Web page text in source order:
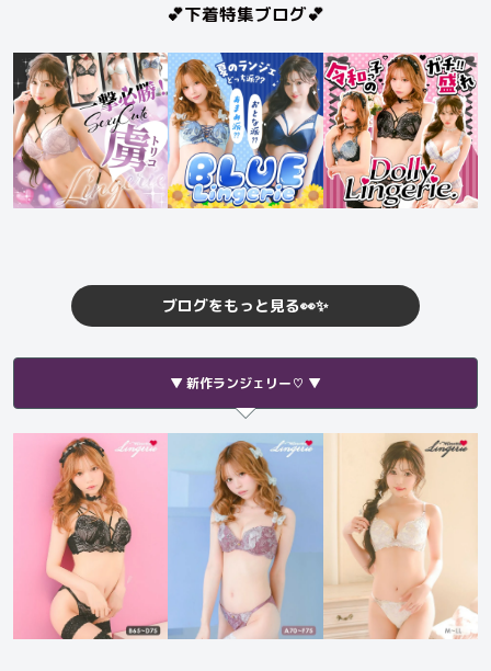
💕下着特集ブログ💕
ブログをもっと見る👀✨
▼ 新作ランジェリー♡ ▼